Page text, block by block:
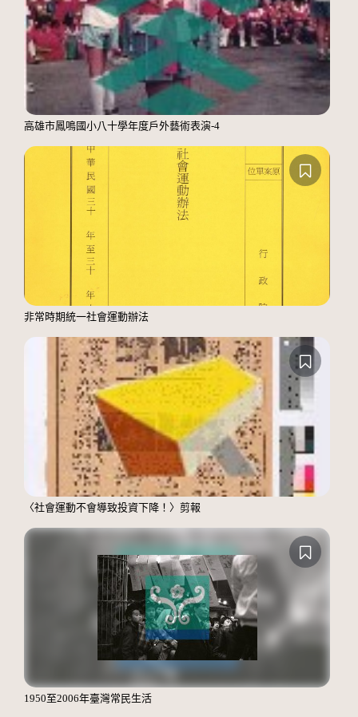
高雄市鳳鳴國小八十學年度戶外藝術表演-4
非常時期統一社會運動辦法
〈社會運動不會導致投資下降！〉剪報
1950至2006年臺灣常民生活